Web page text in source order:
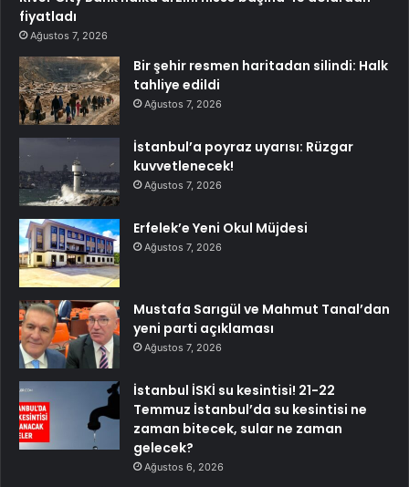
fiyatladı
Ağustos 7, 2026
Bir şehir resmen haritadan silindi: Halk
tahliye edildi
Ağustos 7, 2026
İstanbul’a poyraz uyarısı: Rüzgar
kuvvetlenecek!
Ağustos 7, 2026
Erfelek’e Yeni Okul Müjdesi
Ağustos 7, 2026
Mustafa Sarıgül ve Mahmut Tanal’dan
yeni parti açıklaması
Ağustos 7, 2026
İstanbul İSKİ su kesintisi! 21-22
Temmuz İstanbul’da su kesintisi ne
zaman bitecek, sular ne zaman
gelecek?
Ağustos 6, 2026